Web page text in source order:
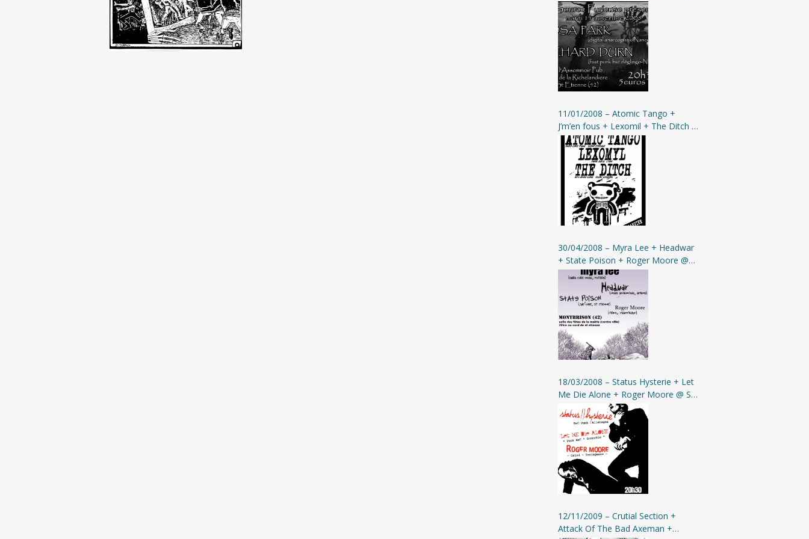
11/01/2008 – Atomic Tango +
J’m’en fous + Lexomil + The Ditch @
Moingt
30/04/2008 – Myra Lee + Headwar
+ State Poison + Roger Moore @
Montbrison
18/03/2008 – Status Hysterie + Let
Me Die Alone + Roger Moore @ St-
Etienne (L’Assommoir)
12/11/2009 – Crutial Section +
Attack Of The Bad Axeman +